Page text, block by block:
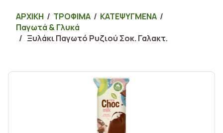
ΑΡΧΙΚΗ / ΤΡΟΦΙΜΑ / ΚΑΤΕΨΥΓΜΕΝΑ /
Παγωτά & Γλυκά
/ Ξυλάκι Παγωτό Ρυζιού Σοκ. Γαλακτ.